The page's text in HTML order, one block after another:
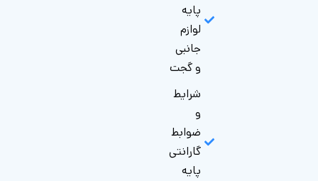
پایه
لوازم
جانبی
و گجت
شرایط
و
ضوابط
گارانتی
پایه